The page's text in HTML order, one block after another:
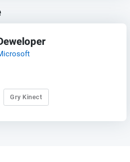
Gry Kinect